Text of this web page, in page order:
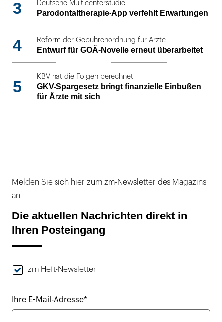
3 Deutsche Multicenterstudie
Parodontaltherapie-App verfehlt Erwartungen
4 Reform der Gebührenordnung für Ärzte
Entwurf für GOÄ-Novelle erneut überarbeitet
5
KBV hat die Folgen berechnet
GKV-Spargesetz bringt finanzielle Einbußen
für Ärzte mit sich
Melden Sie sich hier zum zm-Newsletter des Magazins
an
Die aktuellen Nachrichten direkt in
Ihren Posteingang
zm Heft-Newsletter
Ihre E-Mail-Adresse*